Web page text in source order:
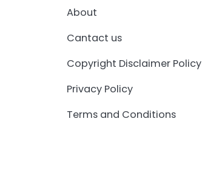
About
Cantact us
Copyright Disclaimer Policy
Privacy Policy
Terms and Conditions